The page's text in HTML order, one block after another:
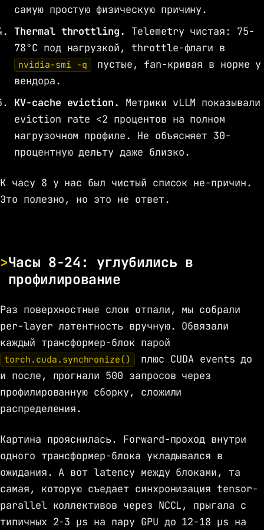
самую простую физическую причину.
Thermal throttling.
Telemetry чистая: 75-
78°C под нагрузкой, throttle-флаги в
nvidia-smi -q
пустые, fan-кривая в норме у
вендора.
KV-cache eviction.
Метрики vLLM показывали
eviction rate <2 процентов на полном
нагрузочном профиле. Не объясняет 30-
процентную дельту даже близко.
К часу 8 у нас был чистый список не-причин.
Это полезно, но это не ответ.
Часы 8-24: углубились в
профилирование
Раз поверхностные слои отпали, мы собрали
per-layer латентность вручную. Обвязали
каждый трансформер-блок парой
torch.cuda.synchronize()
плюс CUDA events до
и после, прогнали 500 запросов через
профилированную сборку, сложили
распределения.
Картина прояснилась. Forward-проход внутри
одного трансформер-блока укладывался в
ожидания. А вот latency между блоками, та
самая, которую съедает синхронизация tensor-
parallel коллективов через NCCL, прыгала с
типичных 2-3 µs на пару GPU до 12-18 µs на